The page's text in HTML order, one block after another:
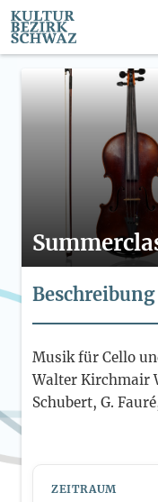
Beschreibung
Musik für Cello
Walter Kirchmair
Schubert, G.
ZEITRAUM